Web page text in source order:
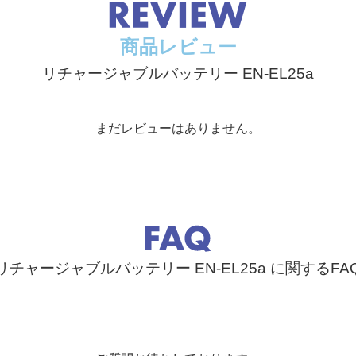
商品レビュー
リチャージャブルバッテリー EN-EL25a
まだレビューはありません。
チャージャブルバッテリー EN-EL25a に関する